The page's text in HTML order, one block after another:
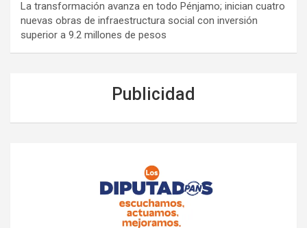
La transformación avanza en todo Pénjamo; inician cuatro
nuevas obras de infraestructura social con inversión
superior a 9.2 millones de pesos
Publicidad